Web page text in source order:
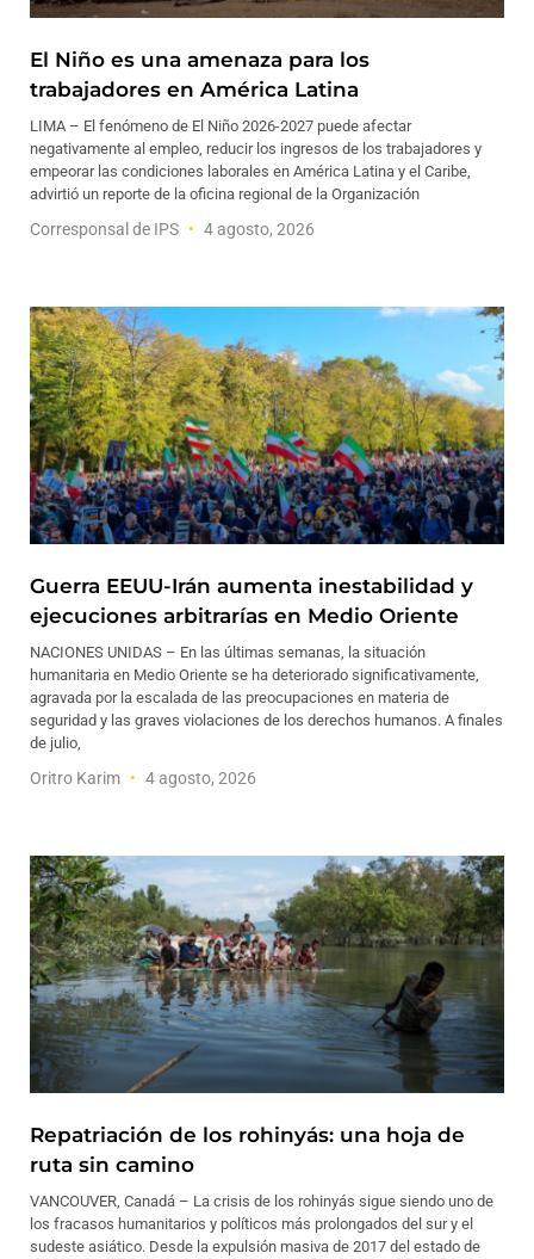
El Niño es una amenaza para los
trabajadores en América Latina
LIMA – El fenómeno de El Niño 2026-2027 puede afectar
negativamente al empleo, reducir los ingresos de los trabajadores y
empeorar las condiciones laborales en América Latina y el Caribe,
advirtió un reporte de la oficina regional de la Organización
Corresponsal de IPS 4 agosto, 2026
Guerra EEUU-Irán aumenta inestabilidad y
ejecuciones arbitrarías en Medio Oriente
NACIONES UNIDAS – En las últimas semanas, la situación
humanitaria en Medio Oriente se ha deteriorado significativamente,
agravada por la escalada de las preocupaciones en materia de
seguridad y las graves violaciones de los derechos humanos. A finales
de julio,
Oritro Karim 4 agosto, 2026
Repatriación de los rohinyás: una hoja de
ruta sin camino
VANCOUVER, Canadá – La crisis de los rohinyás sigue siendo uno de
los fracasos humanitarios y políticos más prolongados del sur y el
sudeste asiático. Desde la expulsión masiva de 2017 del estado de